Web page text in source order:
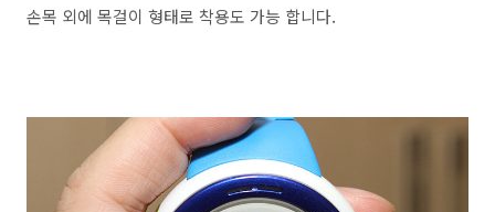
손목 외에 목걸이 형태로 착용도 가능 합니다.